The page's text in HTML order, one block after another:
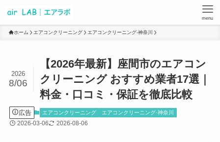
menu
ホーム エアコンクリーニング エアコンクリーニング-神奈川
【2026年最新】座間市のエアコン
クリーニング おすすめ業者17選｜
料金・口コミ・保証を徹底比較
2026
8/06
広告 エアコンクリーニング エアコンクリーニング-神奈川
2026-03-06 2026-08-06